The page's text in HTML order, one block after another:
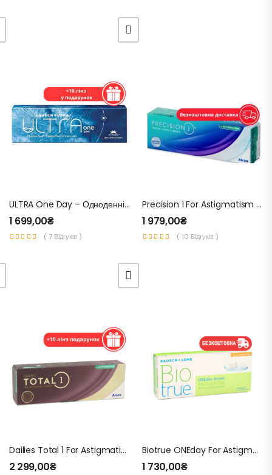
ULTRA One Day – Одноденні Контактні Лінзи Для Зору
1 699,00₴
( 7 Відгуків )
Precision 1 For Astigmatism – Торичні Контактні Лінзи Для Зору
1 979,00₴
( 10 Відгуків )
Dailies Total 1 For Astigmatism ( 1уп. – 30 Шт.) – Одноденні Контактні Лінзи Для Корекції Астигматизму
2 299,00₴
Biotrue ONEday For Astigmatism (1 Уп. – 30 Шт.) – Одноденні Контактні Лінзи Для Зору
1 730,00₴